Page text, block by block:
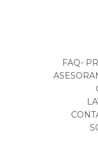
FAQ-